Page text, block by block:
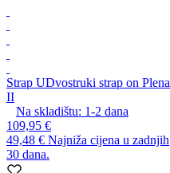
Strap UDvostruki strap on Plena
II
Na skladištu: 1-2 dana
109,95 €
49,48 € Najniža cijena u zadnjih
30 dana.